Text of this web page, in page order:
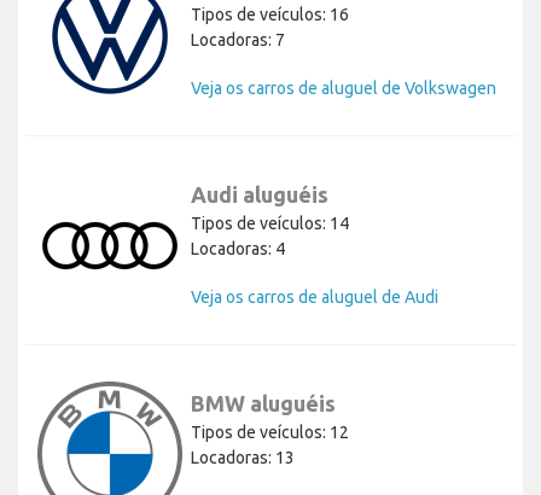
Tipos de veículos: 16
Locadoras: 7
Veja os carros de aluguel de Volkswagen
Audi aluguéis
Tipos de veículos: 14
Locadoras: 4
Veja os carros de aluguel de Audi
BMW aluguéis
Tipos de veículos: 12
Locadoras: 13